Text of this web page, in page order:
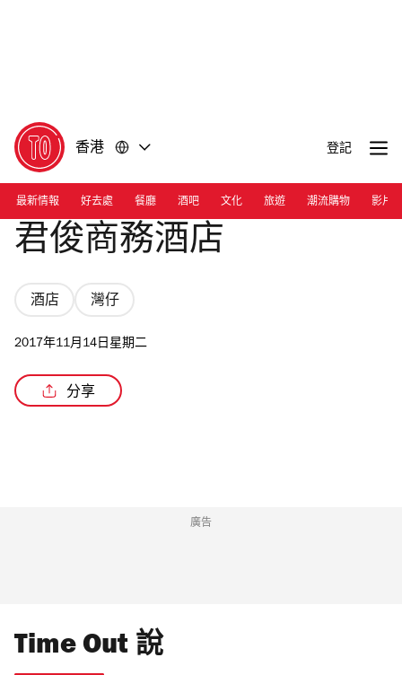
香港 登記
最新情報 好去處 餐廳 酒吧 文化 旅遊 潮流購物 影片
君俊商務酒店
酒店 灣仔
2017年11月14日星期二
分享
廣告
Time Out 說